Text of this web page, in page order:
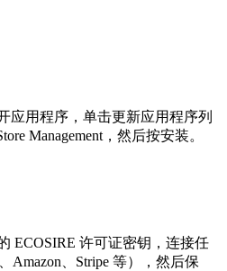
应用程序，单击更新应用程序列
Management，然后按安装。
ECOSIRE 许可证密钥，连接任
Amazon、Stripe 等），然后保